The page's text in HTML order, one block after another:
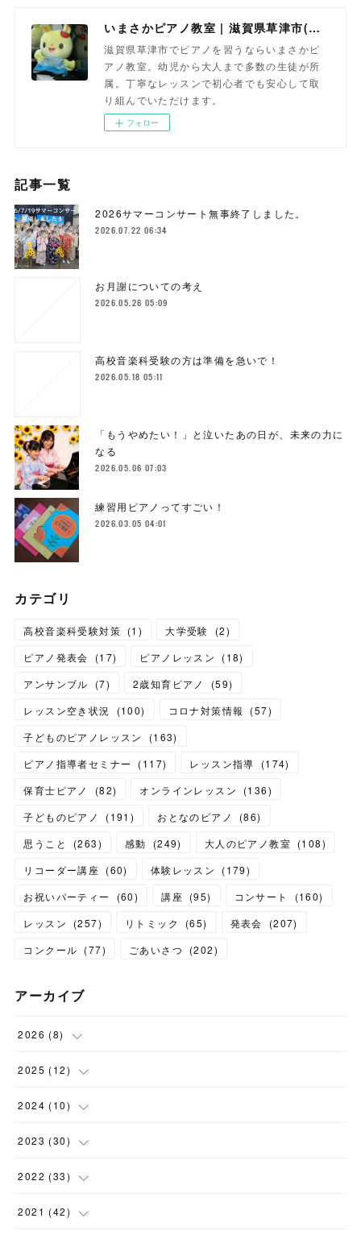
いまさかピアノ教室 | 滋賀県草津市(南草津)のピアノ教室
滋賀県草津市でピアノを習うならいまさかピ
アノ教室。幼児から大人まで多数の生徒が所
属。丁寧なレッスンで初心者でも安心して取
り組んでいただけます。
フォロー
記事一覧
2026サマーコンサート無事終了しました。
2026.07.22 06:34
お月謝についての考え
2026.05.26 05:09
高校音楽科受験の方は準備を急いで！
2026.05.18 05:11
「もうやめたい！」と泣いたあの日が、未来の力に
なる
2026.05.06 07:03
練習用ピアノってすごい！
2026.03.05 04:01
カテゴリ
高校音楽科受験対策 (1 ) 大学受験 (2)
ピアノ発表会
(17) ピアノレッスン (18)
アンサンブル
(7) 2歳知育ピアノ (59)
レッスン空き状況
(100) コロナ対策情報 (57)
子どものピアノレッスン
(163)
ピアノ指導者セミナー
(117) レッスン指導 (174)
保育士ピアノ
(82) オンラインレッスン (136)
子どものピアノ
(191 ) おとなのピアノ (86)
思うこと
(263) 感動 (249) 大人のピアノ教室 (108)
リコーダー講座 (60) 体験レッスン (179)
お祝いパーティー
(60) 講座 (95) コンサート (160)
レッスン
(257) リトミック (65) 発表会 (207)
コンクール (77) ごあいさつ (202)
アーカイブ
2026 (8)
(1)
(3)
(1)
( 2 )
2025 (12)
(1)
(1)
(1)
( 1)
2024 (10)
(1)
(4)
(1)
2023 (30)
(1)
(1)
2022 (33)
(5)
2021 (42)